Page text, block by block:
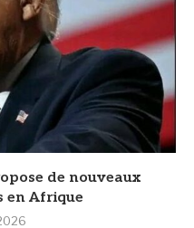
de nouveaux
en Afrique